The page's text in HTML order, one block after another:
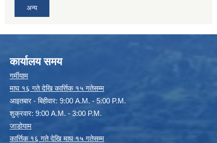
अन्य
कार्यालय समय
गर्मीयाम
माघ १६ गते देखि कार्त्तिक १५ गतेसम्म
आइतबार - बिहीवार: 9:00 A.M. - 5:00 P.M.
शुक्रवार: 9:00 A.M. - 3:00 P.M.
जाडोयाम
कार्त्तिक १६ गते देखि माघ १५ गतेसम्म